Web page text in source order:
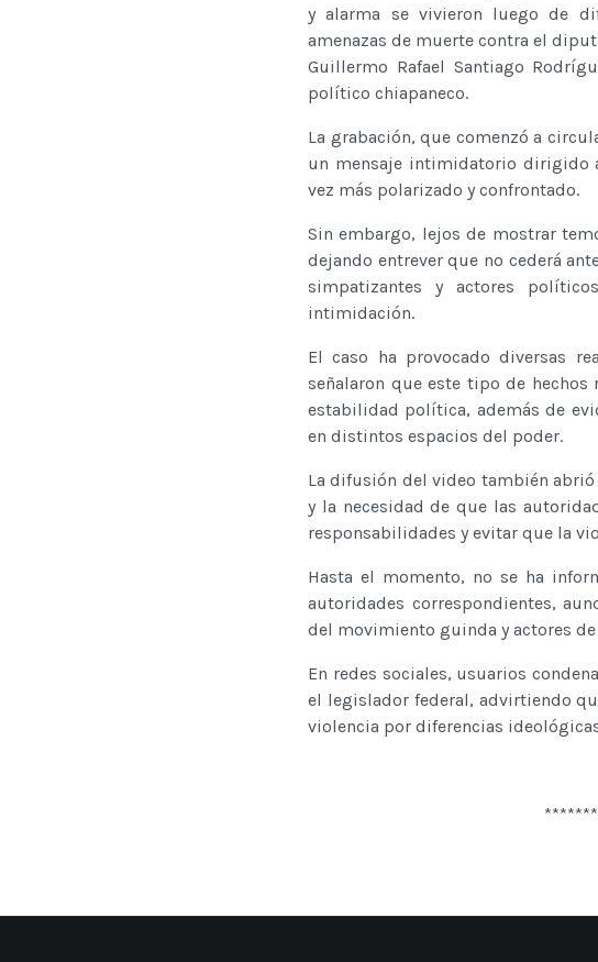
y alarma se vivieron luego de
amenazas de muerte contra el
Guillermo Rafael Santiago
político chiapaneco.
La grabación, que comenzó a
un mensaje intimidatorio dirigido
vez más polarizado y confrontado.
Sin embargo, lejos de mostrar
dejando entrever que no cederá
simpatizantes y actores
intimidación.
El caso ha provocado diversas
señalaron que este tipo de
estabilidad política, además de
en distintos espacios del poder.
La difusión del video también
y la necesidad de que las
responsabilidades y evitar que la
Hasta el momento, no se ha
autoridades correspondientes,
del movimiento guinda y actores
En redes sociales, usuarios
el legislador federal, advirtiendo
violencia por diferencias